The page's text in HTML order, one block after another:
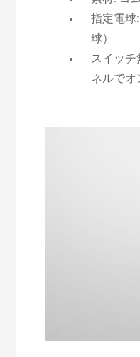
指定電球
球）
スイッ
ネルでオ